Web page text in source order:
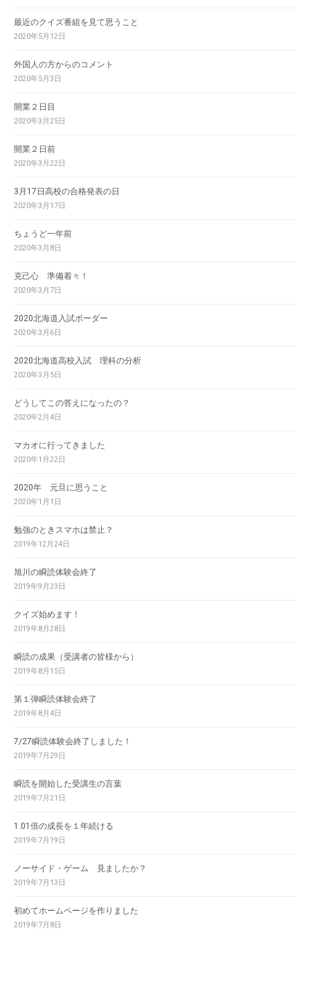
最近のクイズ番組を見て思うこと
2020年5月12日
外国人の方からのコメント
2020年5月3日
開業２日目
2020年3月25日
開業２日前
2020年3月22日
3月17日高校の合格発表の日
2020年3月17日
ちょうど一年前
2020年3月8日
克己心 準備着々！
2020年3月7日
2020北海道入試ボーダー
2020年3月6日
2020北海道高校入試 理科の分析
2020年3月5日
どうしてこの答えになったの？
2020年2月4日
マカオに行ってきました
2020年1月22日
2020年 元旦に思うこと
2020年1月1日
勉強のときスマホは禁止？
2019年12月24日
旭川の瞬読体験会終了
2019年9月23日
クイズ始めます！
2019年8月28日
瞬読の成果（受講者の皆様から）
2019年8月15日
第１弾瞬読体験会終了
2019年8月4日
7/27瞬読体験会終了しました！
2019年7月29日
瞬読を開始した受講生の言葉
2019年7月21日
1.01倍の成長を１年続ける
2019年7月19日
ノーサイド・ゲーム 見ましたか？
2019年7月13日
初めてホームページを作りました
2019年7月8日